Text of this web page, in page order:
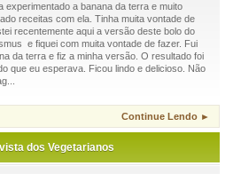
experimentado a banana da terra e muito
receitas com ela. Tinha muita vontade de
recentemente aqui a versão deste bolo do
e fiquei com muita vontade de fazer. Fui
da terra e fiz a minha versão. O resultado foi
que eu esperava. Ficou lindo e delicioso. Não
Continue Lendo ►
dos Vegetarianos